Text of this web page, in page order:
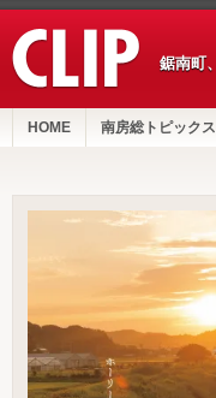
鋸南町
HOME 南房総トピックス